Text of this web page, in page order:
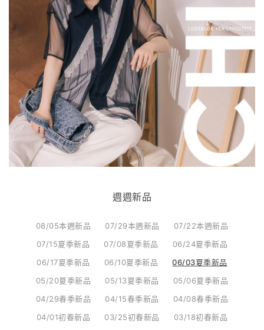
週週新品
08/05本週新品 07/29本週新品
07/22本週新品
07/15夏季新品
07/08夏季新品
06/24夏季新品
06/17夏季新品
06/10夏季新品
06/03夏季新品
05/20夏季新品
05/13夏季新品
05/06夏季新品
04/29春季新品
04/15春季新品
04/08春季新品
04/01初春新品
03/25初春新品
03/18初春新品